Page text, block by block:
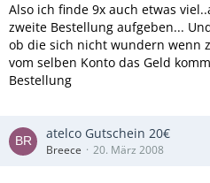
Also ich finde 9x auch etwas
zweite Bestellung aufgeben...
ob die sich nicht wundern wenn
vom selben Konto das Geld
Bestellung
atelco Gutschein 20€
Breece 20. März 2008